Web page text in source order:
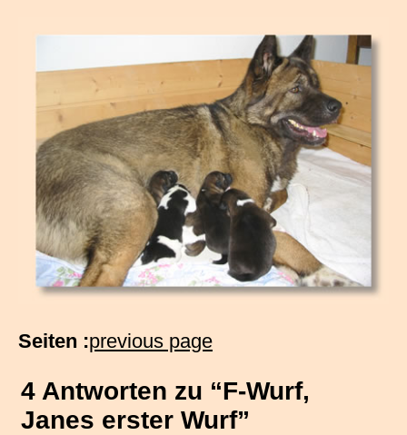
Seiten :previous page
4 Antworten zu “F-Wurf,
Janes erster Wurf”